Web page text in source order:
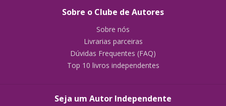
Sobre o Clube de Autores
Sobre nós
Livrarias parceiras
Dúvidas Frequentes (FAQ)
Top 10 livros independentes
Seja um Autor Independente